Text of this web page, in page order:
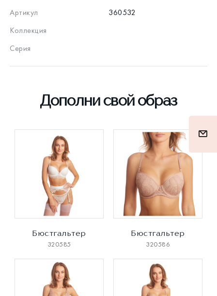
Артикул
360532
Коллекция
Серия
Дополни свой образ
Бюстгальтер
320585
Бюстгальтер
320586